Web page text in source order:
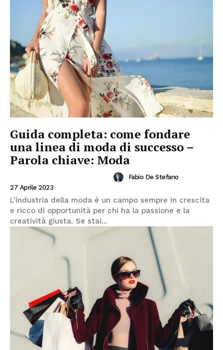
Guida completa: come fondare
una linea di moda di successo –
Parola chiave: Moda
Fabio De Stefano -
27 Aprile 2023
L'industria della moda è un campo sempre in crescita
e ricco di opportunità per chi ha la passione e la
creatività giusta. Se stai...